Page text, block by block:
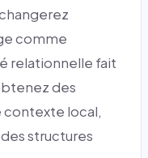
comme
relationnelle fait
des
contexte local,
structures